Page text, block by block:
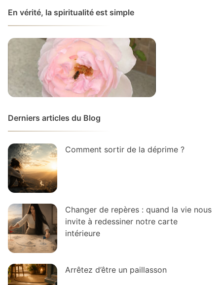
En vérité, la spiritualité est simple
Derniers articles du Blog
Comment sortir de la déprime ?
Changer de repères : quand la vie nous
invite à redessiner notre carte
intérieure
Arrêtez d’être un paillasson